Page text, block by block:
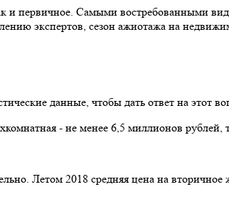
и первичное. Самыми востребованными
экспертов, сезон ажиотажа на
данные, чтобы дать ответ на этот
- не менее 6,5 миллионов
Летом 2018 средняя цена на вторичное